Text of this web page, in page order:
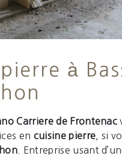
à
Carriere de Frontenac
en cuisine pierre , si
. Entreprise usant